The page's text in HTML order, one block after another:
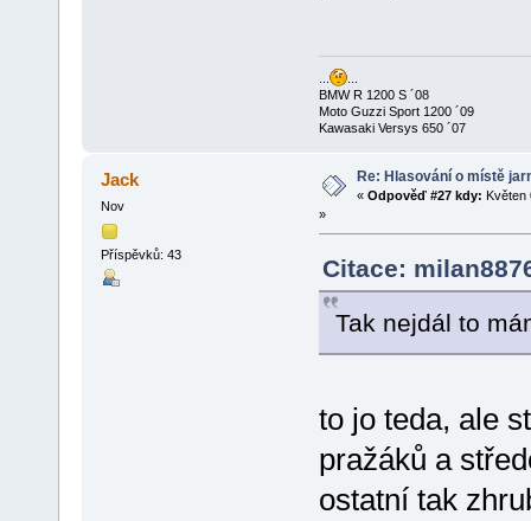
...
...
BMW R 1200 S ´08
Moto Guzzi Sport 1200 ´09
Kawasaki Versys 650 ´07
Jack
Nov
Příspěvků: 43
Re: Hlasování o místě
« Odpověď #27 kdy: Květen
»
Citace:
Tak nejdál to
to jo teda, ale
pražáků a
ostatní tak